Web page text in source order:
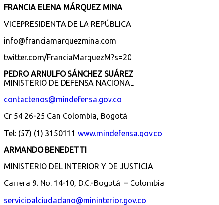
FRANCIA ELENA MÁRQUEZ MINA
VICEPRESIDENTA DE LA REPÚBLICA
info@franciamarquezmina.com
twitter.com/FranciaMarquezM?s=20
PEDRO ARNULFO SÁNCHEZ SUÁREZ
MINISTERIO DE DEFENSA NACIONAL
contactenos@mindefensa.gov.co
Cr 54 26-25 Can Colombia, Bogotá́
Tel: (57) (1) 3150111 www.mindefensa.gov.co
ARMANDO BENEDETTI
MINISTERIO DEL INTERIOR Y DE JUSTICIA
Carrera 9. No. 14-10, D.C.-Bogotá́ – Colombia
servicioalciudadano@mininterior.gov.co